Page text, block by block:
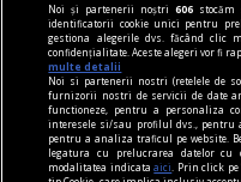
construcții.
Rodica ZAFIU
Noi și partenerii noștri606
identificatorii cookie unici pentru
gestiona alegerile dvs. făcând
confidențialitate. Aceste alegeri vor fi
multe detalii
Noi si partenerii nostri (retelele de
furnizorii nostri de servicii de date
functioneze, pentru a personaliza
interesele si/sau profilul dvs., pentru
pentru a analiza traficul pe website.
legatura cu prelucrarea datelor cu
modalitatea indicataaici
. Prin click